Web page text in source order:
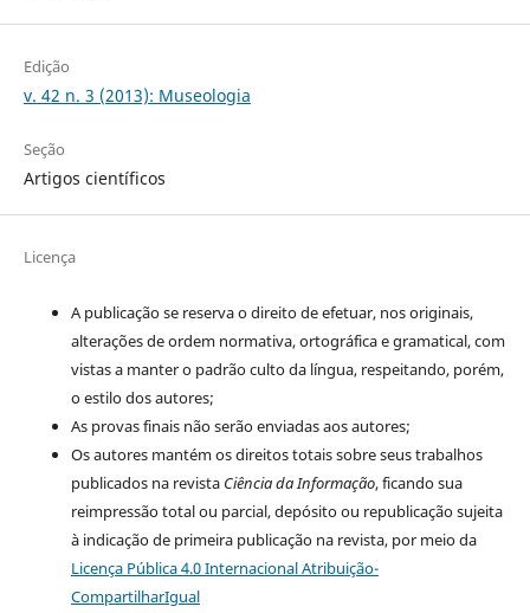
Edição
v. 42 n. 3 (2013): Museologia
Seção
Artigos científicos
Licença
A publicação se reserva o direito de efetuar, nos originais,
alterações de ordem normativa, ortográfica e gramatical, com
vistas a manter o padrão culto da língua, respeitando, porém,
o estilo dos autores;
As provas finais não serão enviadas aos autores;
Os autores mantém os direitos totais sobre seus trabalhos
publicados na revista Ciência da Informação, ficando sua
reimpressão total ou parcial, depósito ou republicação sujeita
à indicação de primeira publicação na revista, por meio da
Licença Pública 4.0 Internacional Atribuição-
CompartilharIgual